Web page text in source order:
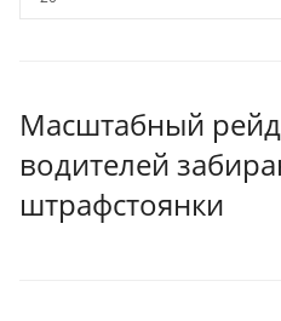
Масштабный
водителей
штрафстоянки